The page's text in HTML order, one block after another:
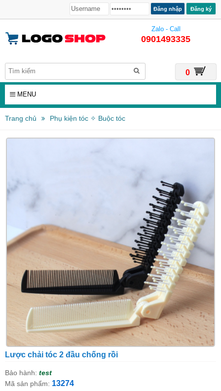
Đăng ký
Zalo - Call
0901493335
0
MENU
Trang chủ Phụ kiện tóc ✧ Buộc tóc
Lược chải tóc 2 đầu chống rồi
Bảo hành: test
Mã sản phẩm: 13274